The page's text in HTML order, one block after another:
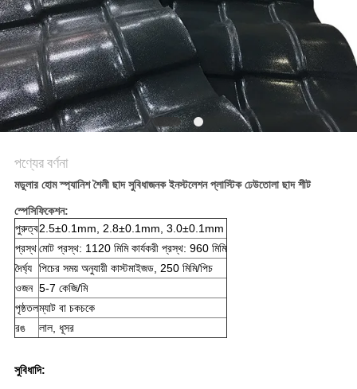
সাইট
ম্যাপ
গোপনীয়তা
নীতি
পণ্যের বর্ণনা
মডুলার হোম স্প্যানিশ শৈলী ছাদ সুবিধাজনক ইনস্টলেশন প্লাস্টিক ঢেউতোলা ছাদ শীট
স্পেসিফিকেশন:
পুরুত্ব2.5±0.1mm, 2.8±0.1mm, 3.0±0.1mm
প্রস্থমোট প্রস্থ: 1120 মিমি কার্যকরী প্রস্থ: 960 মিমি
দৈর্ঘ্য পিচের সময় অনুযায়ী কাস্টমাইজড, 250 মিমি/পিচ
ওজন 5-7 কেজি/মি
পৃষ্ঠতলম্যাট বা চকচকে
রঙ
লাল, ধূসর
সুবিধাদি: